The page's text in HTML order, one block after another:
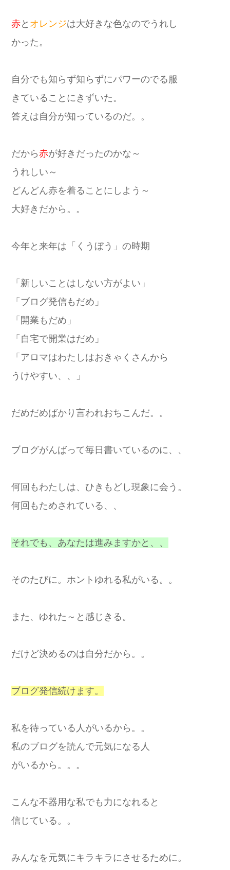
赤と オレンジは大好きな色なのでうれし
かった。
自分でも知らず知らずにパワーのでる服
きていることにきずいた。
答えは自分が知っているのだ。。
だから赤が好きだったのかな～
うれしい～
どんどん赤を着ることにしよう～
大好きだから。。
今年と来年は「くうぼう」の時期
「新しいことはしない方がよい」
「ブログ発信もだめ」
「開業もだめ」
「自宅で開業はだめ」
「アロマはわたしはおきゃくさんから
うけやすい、、」
だめだめばかり言われおちこんだ。。
ブログがんばって毎日書いているのに、、
何回もわたしは、ひきもどし現象に会う。
何回もためされている、、
それでも、あなたは進みますかと、、
そのたびに。ホントゆれる私がいる。。
また、ゆれた～と感じきる。
だけど決めるのは自分だから。。
ブログ発信続けます。
私を待っている人がいるから。。
私のブログを読んで元気になる人
がいるから。。。
こんな不器用な私でも力になれると
信じている。。
みんなを元気にキラキラにさせるために。